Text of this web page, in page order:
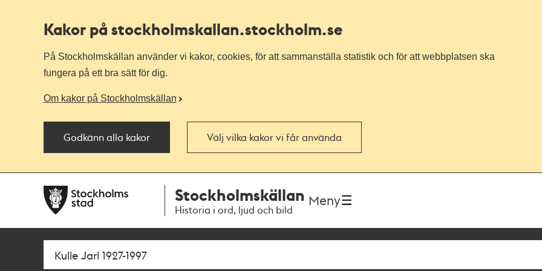
Kakor på stockholmskallan.stockholm.se
På Stockholmskällan använder vi kakor, cookies, för att sammanställa statistik och för att webbplatsen ska
fungera på ett bra sätt för dig.
Om kakor på Stockholmskällan
Godkänn alla kakor Välj vilka kakor vi får använda
navigationen
huvudinnehållet
Stockholmskällan
Historia i ord, ljud och bild
Meny
Sök